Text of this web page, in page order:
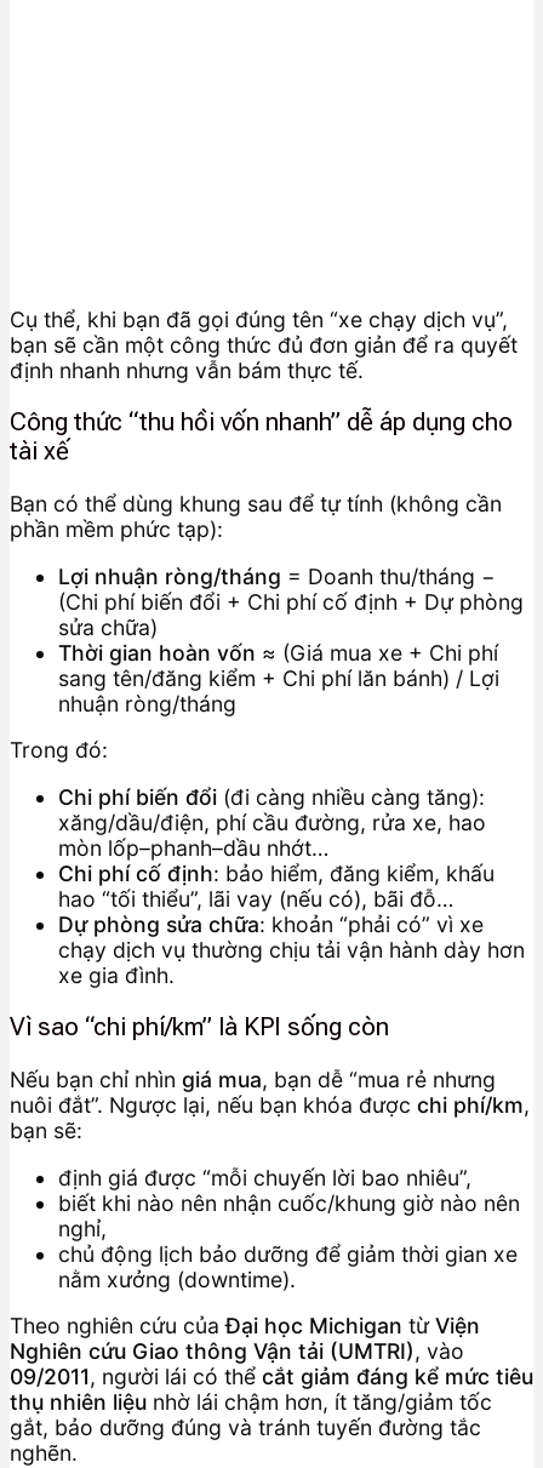
Cụ thể, khi bạn đã gọi đúng tên “xe chạy dịch vụ”,
bạn sẽ cần một công thức đủ đơn giản để ra quyết
định nhanh nhưng vẫn bám thực tế.
Công thức “thu hồi vốn nhanh” dễ áp dụng cho
tài xế
Bạn có thể dùng khung sau để tự tính (không cần
phần mềm phức tạp):
Lợi nhuận ròng/tháng = Doanh thu/tháng −
(Chi phí biến đổi + Chi phí cố định + Dự phòng
sửa chữa)
Thời gian hoàn vốn ≈ (Giá mua xe + Chi phí
sang tên/đăng kiểm + Chi phí lăn bánh) / Lợi
nhuận ròng/tháng
Trong đó:
Chi phí biến đổi (đi càng nhiều càng tăng):
xăng/dầu/điện, phí cầu đường, rửa xe, hao
mòn lốp–phanh–dầu nhớt…
Chi phí cố định: bảo hiểm, đăng kiểm, khấu
hao “tối thiểu”, lãi vay (nếu có), bãi đỗ…
Dự phòng sửa chữa: khoản “phải có” vì xe
chạy dịch vụ thường chịu tải vận hành dày hơn
xe gia đình.
Vì sao “chi phí/km” là KPI sống còn
Nếu bạn chỉ nhìn giá mua, bạn dễ “mua rẻ nhưng
nuôi đắt”. Ngược lại, nếu bạn khóa được chi phí/km,
bạn sẽ:
định giá được “mỗi chuyến lời bao nhiêu”,
biết khi nào nên nhận cuốc/khung giờ nào nên
nghỉ,
chủ động lịch bảo dưỡng để giảm thời gian xe
nằm xưởng (downtime).
Theo nghiên cứu củaĐại học Michigan từViện
Nghiên cứu Giao thông Vận tải (UMTRI), vào
09/2011, người lái có thể cắt giảm đáng kể mức tiêu
thụ nhiên liệu nhờ lái chậm hơn, ít tăng/giảm tốc
gắt, bảo dưỡng đúng và tránh tuyến đường tắc
nghẽn.